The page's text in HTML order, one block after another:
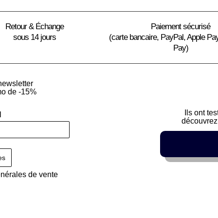
Retour & Échange
sous 14 jours
Paiement sécurisé
(carte bancaire, PayPal, Apple
Pay)
de -15%
de vente
Ils ont